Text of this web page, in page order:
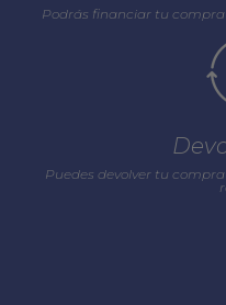
Podrás financiar tu
Puedes devolver tu